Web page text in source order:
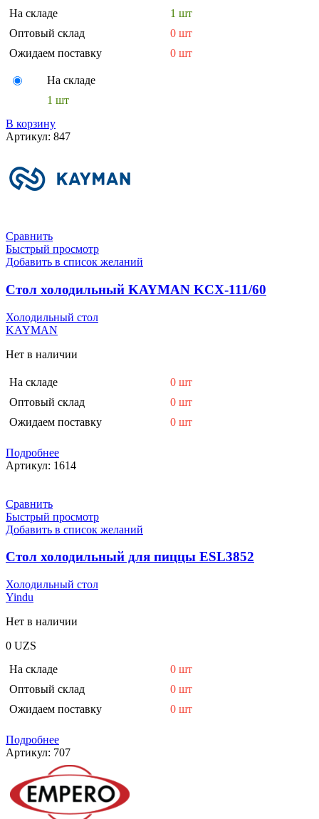
На складе
1 шт
Оптовый склад
0 шт
Ожидаем поставку
0 шт
На складе
1 шт
В корзину
Артикул: 847
Сравнить
Быстрый просмотр
Добавить в список желаний
Стол холодильный KAYMAN KCX-111/60
Холодильный стол
KAYMAN
Нет в наличии
На складе
0 шт
Оптовый склад
0 шт
Ожидаем поставку
0 шт
Подробнее
Артикул: 1614
Сравнить
Быстрый просмотр
Добавить в список желаний
Стол холодильный для пиццы ESL3852
Холодильный стол
Yindu
Нет в наличии
0 UZS
На складе
0 шт
Оптовый склад
0 шт
Ожидаем поставку
0 шт
Подробнее
Артикул: 707